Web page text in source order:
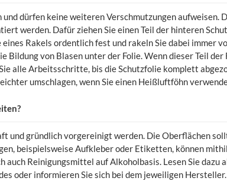
dürfen keine weiteren Verschmutzungen aufweisen.
werden. Dafür ziehen Sie einen Teil der hinteren
Rakels ordentlich fest und rakeln Sie dabei immer
Bildung von Blasen unter der Folie. Wenn dieser Teil der
alle Arbeitsschritte, bis die Schutzfolie komplett
umschlagen, wenn Sie einen Heißluftföhn
und gründlich vorgereinigt werden. Die Oberflächen
beispielsweise Aufkleber oder Etiketten, können
Reinigungsmittel auf Alkoholbasis. Lesen Sie dazu
oder informieren Sie sich bei dem jeweiligen Hersteller.